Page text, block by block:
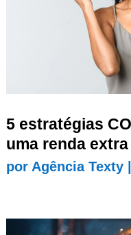
5 estratégias
uma renda
por Agência Texty|